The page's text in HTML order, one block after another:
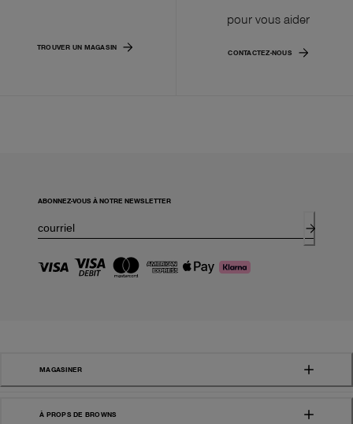
TROUVER UN MAGASIN
pour vous aider
CONTACTEZ-NOUS
ABONNEZ-VOUS À NOTRE NEWSLETTER
MAGASINER
À PROPS DE BROWNS